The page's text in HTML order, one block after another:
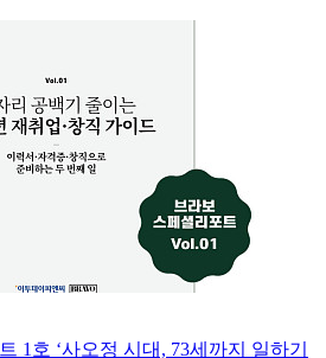
1호 ‘사오정 시대, 73세까지 일하기